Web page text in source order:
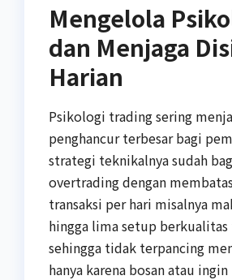
Mengelola
dan Menjaga
Harian
Psikologi trading sering
penghancur terbesar bagi
strategi teknikalnya sudah
overtrading dengan
transaksi per hari misalnya
hingga lima setup berkualitas
sehingga tidak terpancing
hanya karena bosan atau